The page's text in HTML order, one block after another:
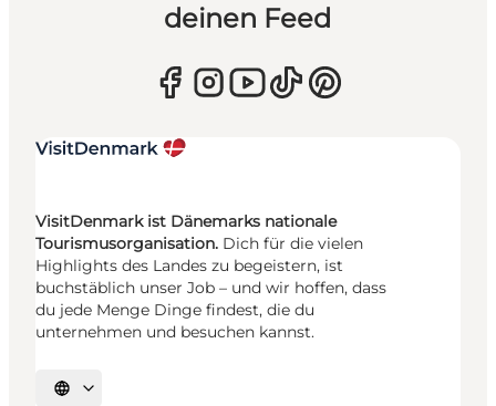
deinen Feed
VisitDenmark ist Dänemarks nationale
Tourismusorganisation. Dich für die vielen
Highlights des Landes zu begeistern, ist
buchstäblich unser Job – und wir hoffen, dass
du jede Menge Dinge findest, die du
unternehmen und besuchen kannst.
Sprache auswählen